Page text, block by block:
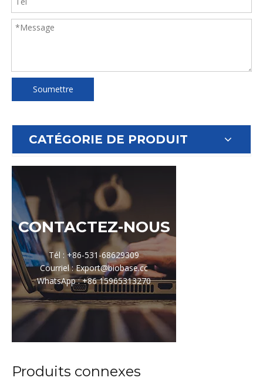
Soumettre
CATÉGORIE DE PRODUIT
CONTACTEZ-NOUS
Tél : +86-531-68629309
Courriel : Export@biobase.cc
WhatsApp : +86 15965313270
Produits connexes